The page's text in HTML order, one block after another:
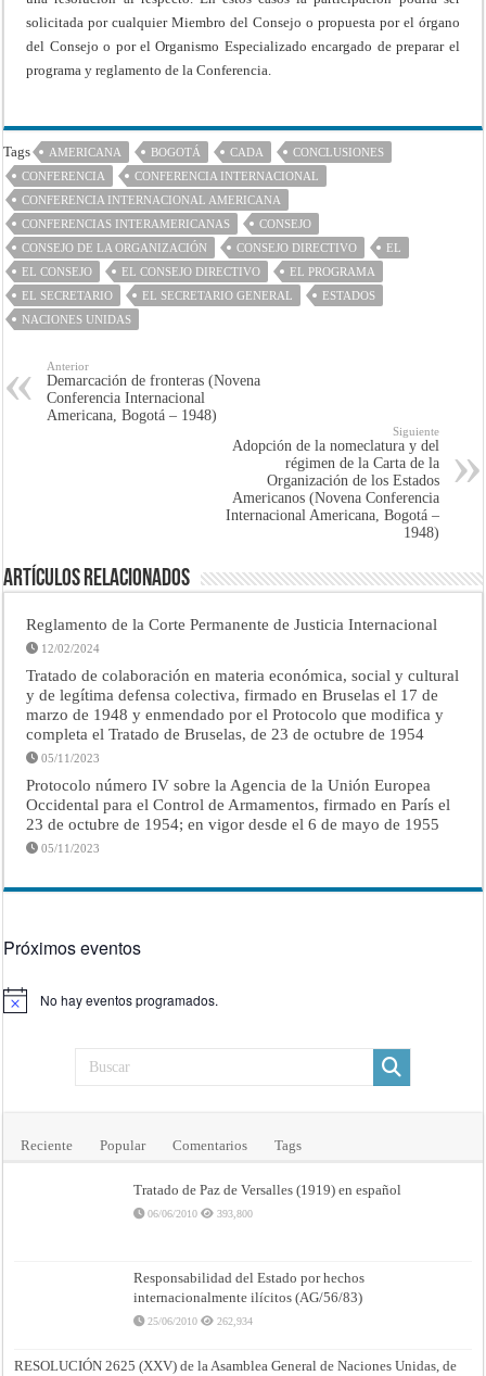
solicitada por cualquier Miembro del Consejo o propuesta por el órgano
del Consejo o por el Organismo Especializado encargado de preparar el
programa y reglamento de la Conferencia.
Tags AMERICANA BOGOTÁ CADA
CONCLUSIONES
CONFERENCIA
CONFERENCIA INTERNACIONAL
CONFERENCIA INTERNACIONAL AMERICANA
CONFERENCIAS INTERAMERICANAS
CONSEJO
CONSEJO DE LA ORGANIZACIÓN
CONSEJO DIRECTIVO
EL
EL CONSEJO
EL CONSEJO DIRECTIVO
EL PROGRAMA
EL SECRETARIO
EL SECRETARIO GENERAL
ESTADOS
NACIONES UNIDAS
Anterior
Demarcación de fronteras (Novena
Conferencia Internacional
Americana, Bogotá – 1948)
Siguiente
Adopción de la nomeclatura y del
régimen de la Carta de la
Organización de los Estados
Americanos (Novena Conferencia
Internacional Americana, Bogotá –
1948)
Artículos Relacionados
Reglamento de la Corte Permanente de Justicia Internacional
12/02/2024
Tratado de colaboración en materia económica, social y cultural
y de legítima defensa colectiva, firmado en Bruselas el 17 de
marzo de 1948 y enmendado por el Protocolo que modifica y
completa el Tratado de Bruselas, de 23 de octubre de 1954
05/11/2023
Protocolo número IV sobre la Agencia de la Unión Europea
Occidental para el Control de Armamentos, firmado en París el
23 de octubre de 1954; en vigor desde el 6 de mayo de 1955
05/11/2023
Próximos eventos
Aviso No hay eventos programados.
Reciente Popular Comentarios Tags
Tratado de Paz de Versalles (1919) en español
06/06/2010 393,800
Responsabilidad del Estado por hechos
internacionalmente ilícitos (AG/56/83)
25/06/2010 262,934
RESOLUCIÓN 2625 (XXV) de la Asamblea General de Naciones Unidas, de